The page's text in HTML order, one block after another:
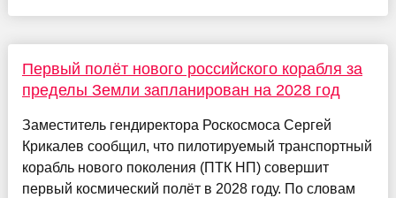
Первый полёт нового российского корабля за
пределы Земли запланирован на 2028 год
Заместитель гендиректора Роскосмоса Сергей
Крикалев сообщил, что пилотируемый транспортный
корабль нового поколения (ПТК НП) совершит
первый космический полёт в 2028 году. По словам